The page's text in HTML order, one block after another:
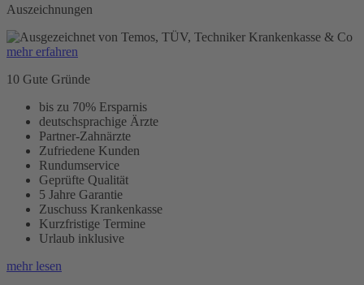
Auszeichnungen
mehr erfahren
10 Gute Gründe
bis zu 70% Ersparnis
deutschsprachige Ärzte
Partner-Zahnärzte
Zufriedene Kunden
Rundumservice
Geprüfte Qualität
5 Jahre Garantie
Zuschuss Krankenkasse
Kurzfristige Termine
Urlaub inklusive
mehr lesen